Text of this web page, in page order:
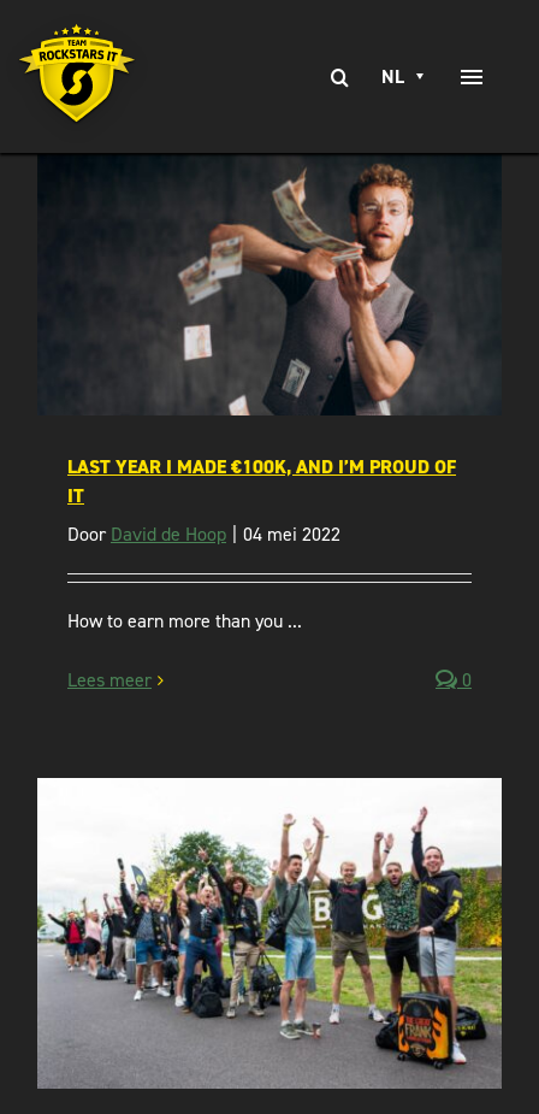
inhoud
naar:
NL
Toggle
CONTACT
LAST YEAR I MADE €100K, AND I’M PROUD OF
IT
DoorDavid de Hoop 04 mei 2022
How to earn more than you ...
Lees meer 0